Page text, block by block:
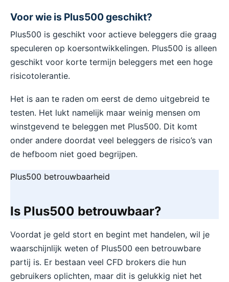
Voor wie is Plus500 geschikt?
Plus500 is geschikt voor actieve beleggers die graag
speculeren op koersontwikkelingen. Plus500 is alleen
geschikt voor korte termijn beleggers met een hoge
risicotolerantie.
Het is aan te raden om eerst de demo uitgebreid te
testen. Het lukt namelijk maar weinig mensen om
winstgevend te beleggen met Plus500. Dit komt
onder andere doordat veel beleggers de risico’s van
de hefboom niet goed begrijpen.
Plus500 betrouwbaarheid
Is Plus500 betrouwbaar?
Voordat je geld stort en begint met handelen, wil je
waarschijnlijk weten of Plus500 een betrouwbare
partij is. Er bestaan veel CFD brokers die hun
gebruikers oplichten, maar dit is gelukkig niet het